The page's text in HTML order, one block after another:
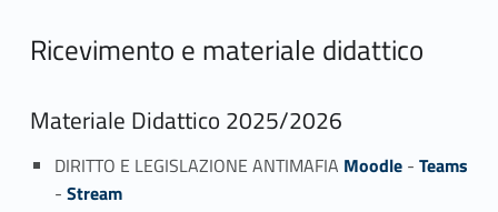
Ricevimento e materiale didattico
Materiale Didattico 2025/2026
DIRITTO E LEGISLAZIONE ANTIMAFIA Moodle- Teams
- Stream